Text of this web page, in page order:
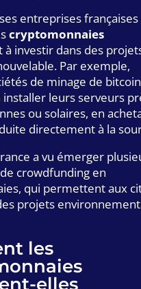
entreprises françaises
cryptomonnaies
investir dans des
Par exemple,
de minage de
leurs serveurs
ou solaires, en
directement à la
a vu émerger
crowdfunding en
qui permettent aux
projets
les
elles